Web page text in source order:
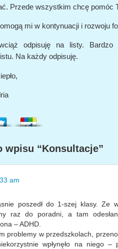
Przede wszystkim chcę pomóc
mi w kontynuacji i rozwoju
wciąż odpisuję na listy.
Na każdy odpisuję.
wpisu “Konsultacje”
am
poszedł do 1-szej klasy. Ze
raz do poradni, a tam
– ADHD.
problemy w przedszkolach,
wpłynęło na niego –